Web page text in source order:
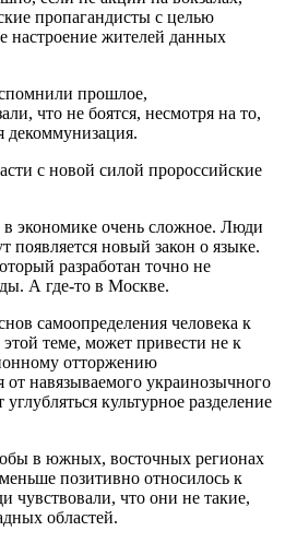
пропагандисты с целью
настроение жителей данных
прошлое,
что не боятся, несмотря на то,
декоммунизация.
с новой силой пророссийские
экономике очень сложное. Люди
появляется новый закон о языке.
разработан точно не
А где-то в Москве.
самоопределения человека к
теме, может привести не к
отторжению
от навязываемого украинозычного
культурное разделение
в южных, восточных регионах
позитивно относилось к
чувствовали, что они не такие,
областей.